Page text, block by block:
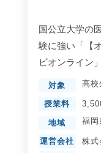
国公立大学の
験に強い「【
ビオンライン」
対象 高校
授業料
地域 福岡
運営会社
株式